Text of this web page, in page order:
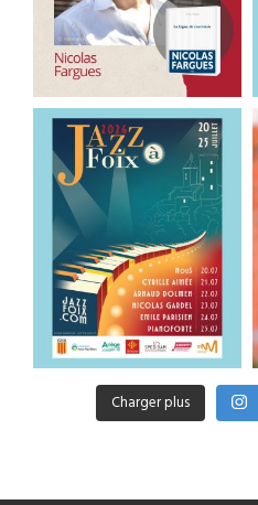
Charger plus